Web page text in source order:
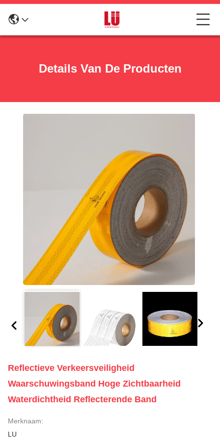
Details Van De Producten
Reflectieve Verkeersveiligheid
Waarschuwingsband Hoge Zichtbaarheid
Waterdichtheid Reflecterende Band
Merknaam:
LU